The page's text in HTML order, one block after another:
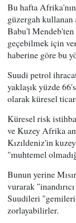
Bu hafta
güzergah
Babu'l Mendeb'ten
geçebilmek için
haberine göre bu
Suudi petrol
yaklaşık yüzde
olarak küresel
Küresel risk
ve Kuzey Afrika
Kızıldeniz'in
"muhtemel
Bunun yerine
vurarak
Suudileri
zorlayabilirler.